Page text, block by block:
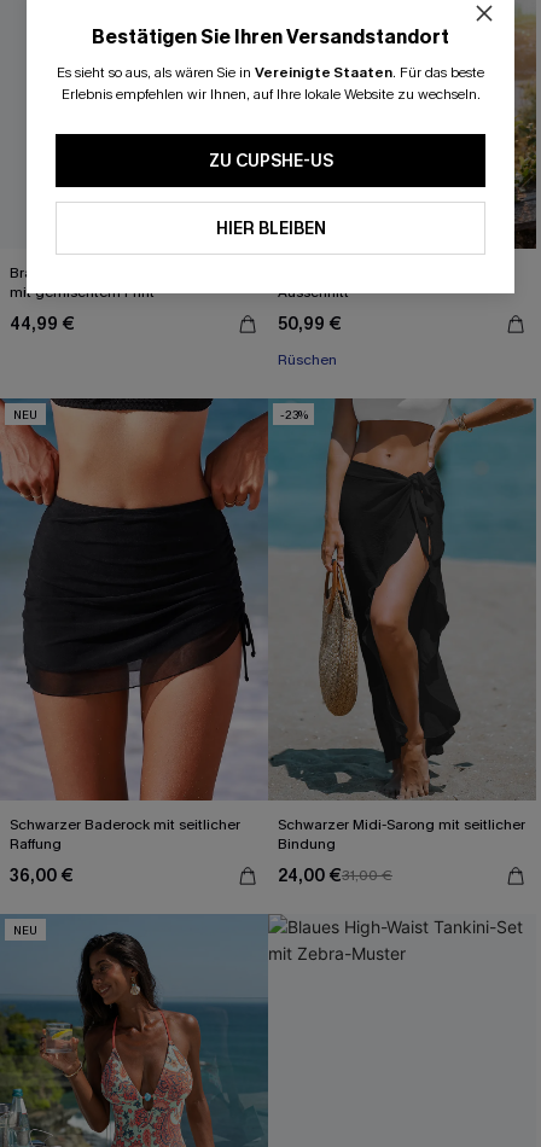
Braunes Triangel-Tanga-Bikini-Set
mit gemischtem Print
44,99 €
Ausschnitt
50,99 €
Rüschen
NEU
Schwarzer Baderock mit seitlicher
Raffung
36,00 €
-23%
Schwarzer Midi-Sarong mit seitlicher
Bindung
24,00 €31,00 €
NEU
Bestätigen Sie Ihren Versandstandort
Es sieht so aus, als wären Sie in Vereinigte Staaten. Für das beste
Erlebnis empfehlen wir Ihnen, auf Ihre lokale Website zu wechseln.
ZU CUPSHE-US
HIER BLEIBEN